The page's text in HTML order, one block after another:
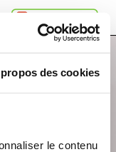
des cookies
le contenu